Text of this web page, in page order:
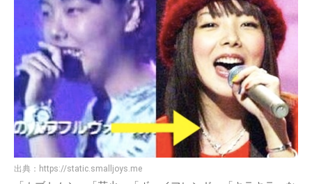
出典： https://static.smalljoys.me